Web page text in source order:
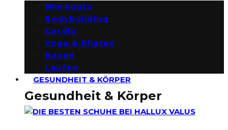
Workouts
Bodybuilding
Cardio
Yoga & Pilates
Boxen
Laufen
GESUNDHEIT & KÖRPER
Gesundheit & Körper